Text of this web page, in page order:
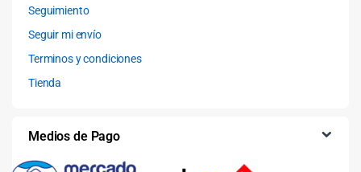
Seguimiento
Seguir mi envío
Terminos y condiciones
Tienda
Medios de Pago